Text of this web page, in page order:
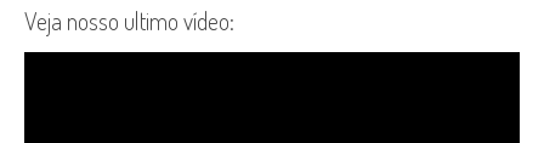
Veja nosso ultimo vídeo: